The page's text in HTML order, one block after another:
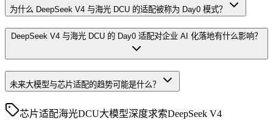
为什么 DeepSeek V4 与海光 DCU 的适配被称为 Day0 模式？
DeepSeek V4 与海光 DCU 的 Day0 适配对企业 AI 化落地有什么影响？
未来大模型与芯片适配的趋势可能是什么？
芯片适配海光DCU大模型深度求索DeepSeek V4